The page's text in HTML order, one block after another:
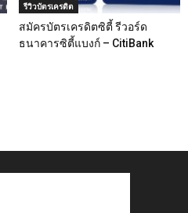
รีวิวบัตรเครดิต
สมัครบัตรเครดิตซิตี้ รีวอร์ด
ธนาคารซิตี้แบงก์ – CitiBank